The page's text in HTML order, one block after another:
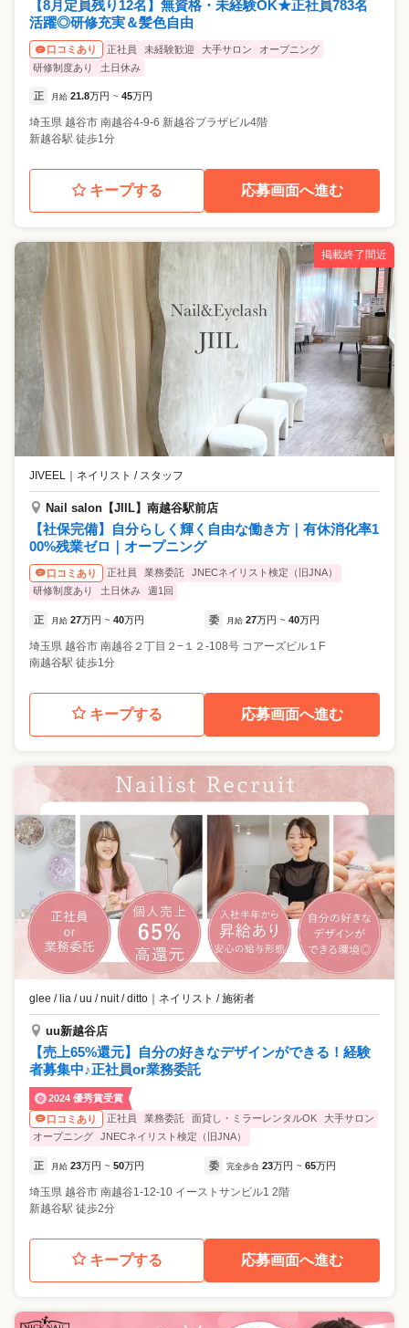
【8月定員残り12名】無資格・未経験OK★正社員783名
活躍◎研修充実＆髪色自由
口コミあり 正社員 未経験歓迎 大手サロン
オープニング
研修制度あり
土日休み
正 月給 21.8万円 ~ 45万円
埼玉県 越谷市 南越谷4-9-6 新越谷プラザビル4階
新越谷駅 徒歩1分
キープする 応募画面へ進む
掲載終了間近
JIVEEL ｜ ネイリスト / スタッフ
Nail salon【JIIL】南越谷駅前店
【社保完備】自分らしく輝く自由な働き方｜有休消化率1
00%残業ゼロ｜オープニング
口コミあり 正社員 業務委託
JNECネイリスト検定（旧JNA）
研修制度あり
土日休み 週1回
正 月給 27万円 ~ 40万円 委 月給 27万円 ~ 40万円
埼玉県 越谷市 南越谷２丁目２−１２-108号 コアーズビル１F
南越谷駅 徒歩1分
キープする 応募画面へ進む
glee / lia / uu / nuit / ditto ｜ ネイリスト / 施術者
uu新越谷店
【売上65%還元】自分の好きなデザインができる！経験
者募集中♪正社員or業務委託
2024 優秀賞受賞
口コミあり
正社員 業務委託 面貸し・ミラーレンタルOK
大手サロン
オープニング
JNECネイリスト検定（旧JNA）
正 月給 23万円 ~ 50万円 委 完全歩合 23万円 ~ 65万円
埼玉県 越谷市 南越谷1-12-10 イーストサンビル1 2階
新越谷駅 徒歩2分
キープする 応募画面へ進む